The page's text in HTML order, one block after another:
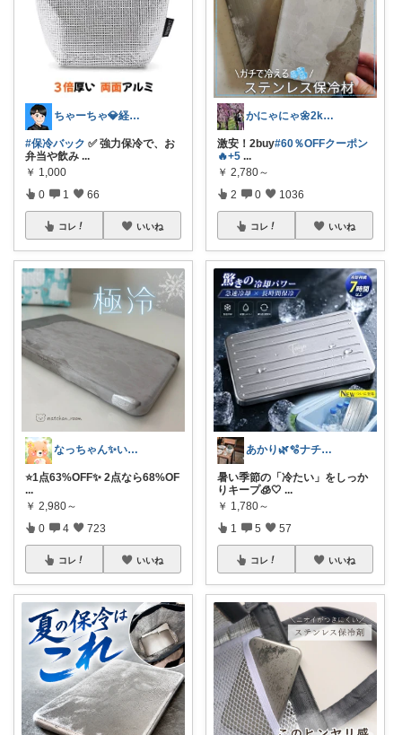
ちゃーちゃ💎経由購入に感謝です✨
#保冷バック ✅ 強力保冷で、お
弁当や飲み ...
￥ 1,000
0 1 66
コレ いいね
なっちゃん✨いつもありがとう😊✨
⭐️1点63%OFF✨ 2点なら68%OF
...
￥ 2,980～
0 4 723
コレ いいね
かにゃにゃ🌼2kids mama
激安！2buy#60％OFFクーポン
🔥+5 ...
￥ 2,780～
2 0 1036
コレ いいね
あかり🌿🫧ナチュラル雑貨が好き
暑い季節の「冷たい」をしっか
りキープ🧊🤍 ...
￥ 1,780～
1 5 57
コレ いいね